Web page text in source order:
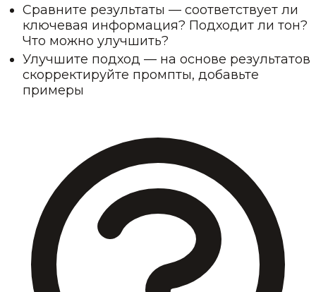
Сравните результаты — соответствует ли
ключевая информация? Подходит ли тон?
Что можно улучшить?
Улучшите подход — на основе результатов
скорректируйте промпты, добавьте
примеры